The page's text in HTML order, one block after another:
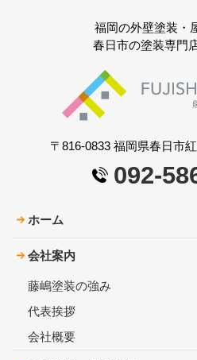
福岡の外壁塗装・
春日市の塗装専門
〒816-0833 福岡県春日市
092-
ホーム
会社案内
藤嶋塗装の強み
代表挨拶
会社概要